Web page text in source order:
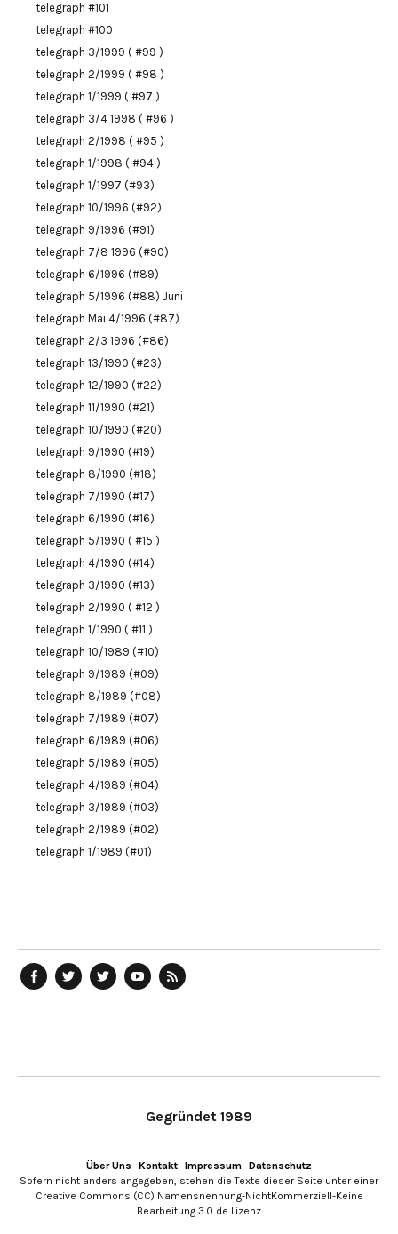
telegraph #101
telegraph #100
telegraph 3/1999 ( #99 )
telegraph 2/1999 ( #98 )
telegraph 1/1999 ( #97 )
telegraph 3/4 1998 ( #96 )
telegraph 2/1998 ( #95 )
telegraph 1/1998 ( #94 )
telegraph 1/1997 (#93)
telegraph 10/1996 (#92)
telegraph 9/1996 (#91)
telegraph 7/8 1996 (#90)
telegraph 6/1996 (#89)
telegraph 5/1996 (#88) Juni
telegraph Mai 4/1996 (#87)
telegraph 2/3 1996 (#86)
telegraph 13/1990 (#23)
telegraph 12/1990 (#22)
telegraph 11/1990 (#21)
telegraph 10/1990 (#20)
telegraph 9/1990 (#19)
telegraph 8/1990 (#18)
telegraph 7/1990 (#17)
telegraph 6/1990 (#16)
telegraph 5/1990 ( #15 )
telegraph 4/1990 (#14)
telegraph 3/1990 (#13)
telegraph 2/1990 ( #12 )
telegraph 1/1990 ( #11 )
telegraph 10/1989 (#10)
telegraph 9/1989 (#09)
telegraph 8/1989 (#08)
telegraph 7/1989 (#07)
telegraph 6/1989 (#06)
telegraph 5/1989 (#05)
telegraph 4/1989 (#04)
telegraph 3/1989 (#03)
telegraph 2/1989 (#02)
telegraph 1/1989 (#01)
Gegründet 1989
Über Uns · Kontakt · Impressum · Datenschutz
Sofern nicht anders angegeben, stehen die Texte dieser Seite unter einer
Creative Commons (CC) Namensnennung-NichtKommerziell-Keine
Bearbeitung 3.0 de Lizenz